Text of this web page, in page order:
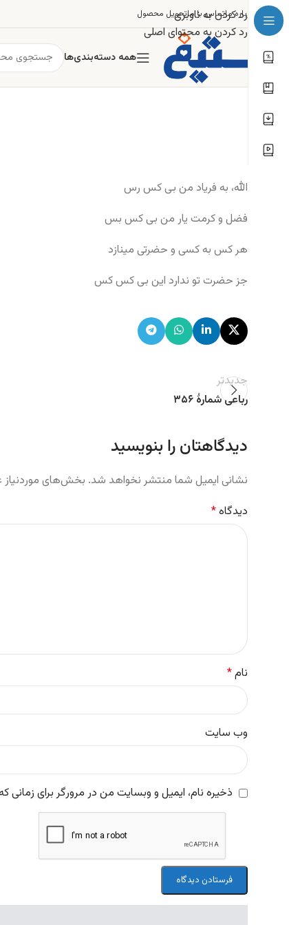
رد کردن به ناوبری
رد کردن به محتوای اصلی
درباره ماتماس با ماتحویل محصول
همه دسته‌بندی‌ها
الله، به فریاد من بی کس رس
فضل و کرمت یار من بی کس بس
هر کس به کسی و حضرتی مینازد
جز حضرت تو ندارد این بی کس کس
جدیدتر
رباعی شمارهٔ ۳۵۶
دیدگاهتان را بنویسید
نشانی ایمیل شما منتشر نخواهد شد. بخش‌های موردنیاز
دیدگاه*
نام*
وب‌ سایت
ذخیره نام، ایمیل و وبسایت من در مرورگر برای زمانی